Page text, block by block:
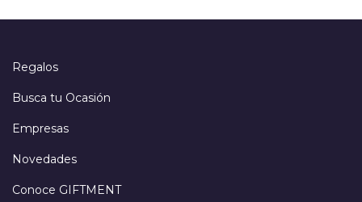
Regalos
Busca tu Ocasión
Empresas
Novedades
Conoce GIFTMENT